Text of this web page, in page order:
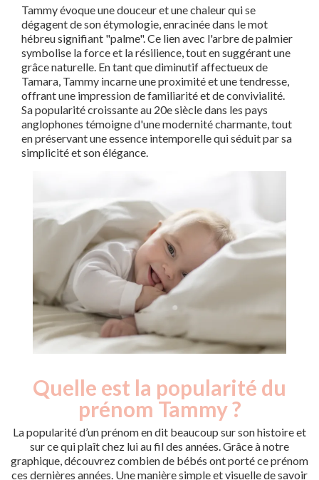
Tammy évoque une douceur et une chaleur qui se
dégagent de son étymologie, enracinée dans le mot
hébreu signifiant "palme". Ce lien avec l'arbre de palmier
symbolise la force et la résilience, tout en suggérant une
grâce naturelle. En tant que diminutif affectueux de
Tamara, Tammy incarne une proximité et une tendresse,
offrant une impression de familiarité et de convivialité.
Sa popularité croissante au 20e siècle dans les pays
anglophones témoigne d'une modernité charmante, tout
en préservant une essence intemporelle qui séduit par sa
simplicité et son élégance.
Quelle est la popularité du
prénom Tammy ?
La popularité d’un prénom en dit beaucoup sur son histoire et
sur ce qui plaît chez lui au fil des années. Grâce à notre
graphique, découvrez combien de bébés ont porté ce prénom
ces dernières années. Une manière simple et visuelle de savoir
Popularité du
prénom Tammy par
année
Année
Nouveaux-
nés